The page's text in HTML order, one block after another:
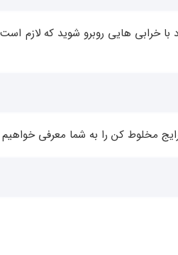
خرابی هایی روبرو شوید که لازم
مخلوط کن را به شما معرفی خواهیم